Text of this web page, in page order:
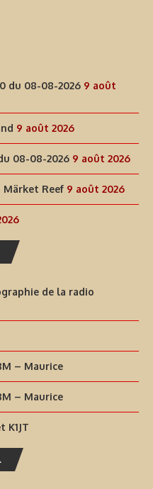
du 08-08-2026 9 août
9 août 2026
08-08-2026 9 août 2026
Märket Reef 9 août 2026
de la radio
– Maurice
– Maurice
K1JT